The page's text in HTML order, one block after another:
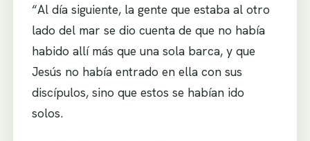
“Al día siguiente, la gente que estaba al otro
lado del mar se dio cuenta de que no había
habido allí más que una sola barca, y que
Jesús no había entrado en ella con sus
discípulos, sino que estos se habían ido
solos.